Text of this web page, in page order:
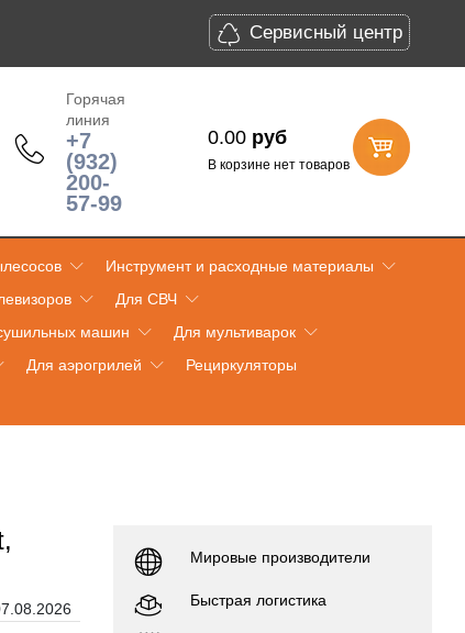
Сервисный центр
Горячая
линия
+7
(932)
200-
57-99
0.00 руб
В корзине нет товаров
Инструмент и расходные материалы
Для СВЧ
машин
Для мультиварок
Для аэрогрилей
Рециркуляторы
Мировые производители
Быстрая логистика